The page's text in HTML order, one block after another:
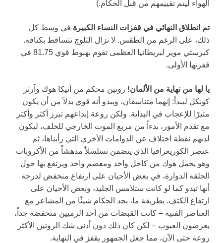
الهواء ليتم تقييمهم من قبل الحكام.)
تم انطلاق النهائي في قفزات النساء الكبيرة في وسط كل
ذلك، على الرغم من الطقس. لا تزال الثلوج تتساقط بكثافة.
كيرستي موير لبريطانيا العظمى تقوم بهبوط قوي 81.75 في
قفزتها الأولى.
يا لها من نهاية من الألمان! روتين محكم من أنيكا هوك وآرثر
كونكل ليبدأ: إنهما متناسقان، ويبدو أنه قوي بدلاً من أن يكون
مثيرًا للإعجاب في البداية. ولكن روعة إبداعهم تبرز أكثر وأكثر
مع تقدم الأمور، بدءاً من مربع الموت الخارجي للخلف، ليكون
لديهم نقطة اختلاف عن الدوامات الأخرى التي رأيناها، ثم
عنصر الكوريغرافيا الذي يتضمن تسلسلاً مدهشاً من الأكروبات
وهو يحمل هوك من كاحل واحد ومعصم واحد ويرتفع بها حول
الحلقة الدوارة، في بعض الأحيان على ارتفاع منخفض لدرجة
أنها تبدو كما لو كانت ستلامس الجليد، وبعض الأحيان على
ارتفاع الكتف. بطريقة ما، يجد الحكام شيئًا من المشاعر مع
العناصر الفنية – كانت القبضات من أحد الرميين منخفضة جداً،
يعرضون العيوب – لكن كان ذلك دون أدنى شك الروتين الأكثر
روعة حتى الآن، مما جعل الجمهور يقفز في النهاية.